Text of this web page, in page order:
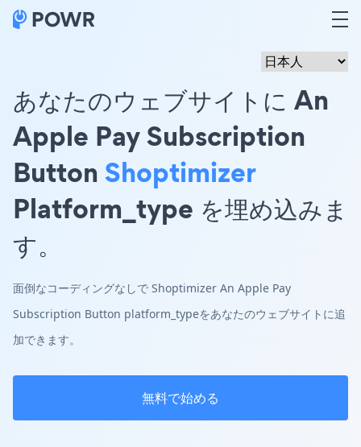
あなたのウェブサイトに An
Apple Pay Subscription
ButtonShoptimizer
Platform_type を埋め込みま
す。
面倒なコーディングなしで Shoptimizer An Apple Pay
Subscription Button platform_typeをあなたのウェブサイトに追
加できます。
無料で始める